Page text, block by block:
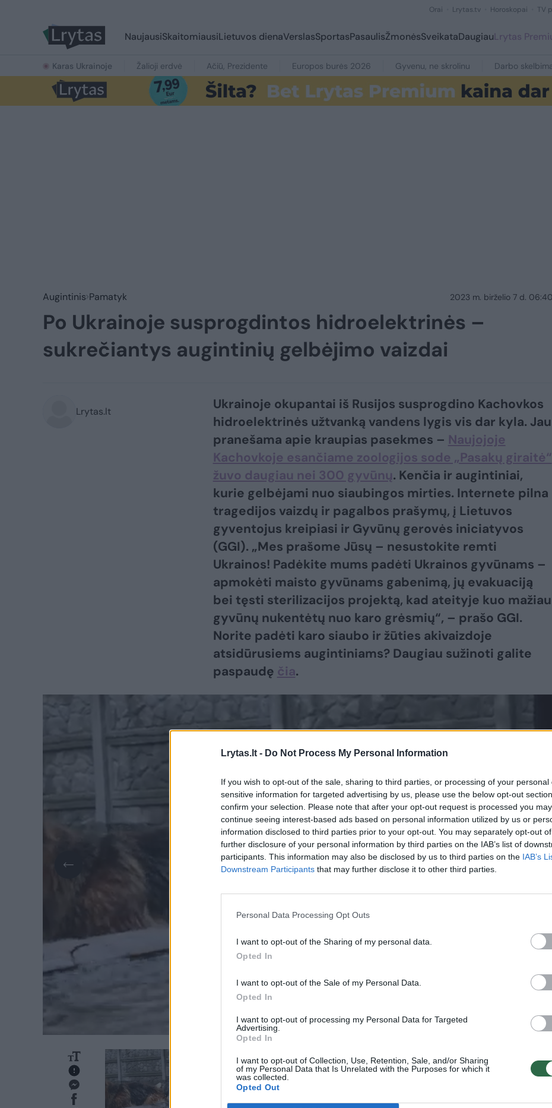
Lrytas.lt - Do Not Process My Personal Information
If you wish to opt-out of the sale, sharing to third parties, or processing of your personal
sensitive information for targeted advertising by us, please use the below opt-out
confirm your selection. Please note that after your opt-out request is processed you may
continue seeing interest-based ads based on personal information utilized by us or
information disclosed to third parties prior to your opt-out. You may separately opt-out
further disclosure of your personal information by third parties on the IAB’s list of
participants. This information may also be disclosed by us to third parties on the IAB’s
Downstream Participants that may further disclose it to other third parties.
Personal Data Processing Opt Outs
I want to opt-out of the Sharing of my personal data.
Opted In
I want to opt-out of the Sale of my Personal Data.
Opted In
I want to opt-out of processing my Personal Data for Targeted
Advertising.
Opted In
I want to opt-out of Collection, Use, Retention, Sale, and/or Sharing
of my Personal Data that Is Unrelated with the Purposes for which it
was collected.
Opted Out
Orai Lrytas.tv Horoskopai TV
NaujausiSkaitomiausiLietuvos dienaVerslasSportasPasaulisŽmonėsSveikataDaugiauLrytas
Karas Ukrainoje Žalioji erdvė Ačiū, Prezidente Europos burės 2026 Gyvenu, ne skrolinu Darbo
Augintinis Pamatyk 2023 m. birželio 7 d. 06:40
Po Ukrainoje susprogdintos hidroelektrinės –
sukrečiantys augintinių gelbėjimo vaizdai
Lrytas.lt
Ukrainoje okupantai iš Rusijos susprogdino Kachovkos
hidroelektrinės užtvanką vandens lygis vis dar kyla. Jau
pranešama apie kraupias pasekmes – Naujojoje
Kachovkoje esančiame zoologijos sode „Pasakų giraitė“
žuvo daugiau nei 300 gyvūnų. Kenčia ir augintiniai,
kurie gelbėjami nuo siaubingos mirties. Internete pilna
tragedijos vaizdų ir pagalbos prašymų, į Lietuvos
gyventojus kreipiasi ir Gyvūnų gerovės iniciatyvos
(GGI). „Mes prašome Jūsų – nesustokite remti
Ukrainos! Padėkite mums padėti Ukrainos gyvūnams –
apmokėti maisto gyvūnams gabenimą, jų evakuaciją
bei tęsti sterilizacijos projektą, kad ateityje kuo mažiau
gyvūnų nukentėtų nuo karo grėsmių“, – prašo GGI.
Norite padėti karo siaubo ir žūties akivaizdoje
atsidūrusiems augintiniams? Daugiau sužinoti galite
paspaudę čia.